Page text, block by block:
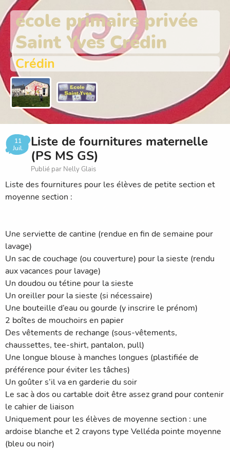
école primaire privée
Saint Yves Crédin
Crédin
11
Juil.
Liste de fournitures maternelle
(PS MS GS)
Publié par Nelly Glais
Liste des fournitures pour les élèves de petite section et
moyenne section :
Une serviette de cantine (rendue en fin de semaine pour
lavage)
Un sac de couchage (ou couverture) pour la sieste (rendu
aux vacances pour lavage)
Un doudou ou tétine pour la sieste
Un oreiller pour la sieste (si nécessaire)
Une bouteille d’eau ou gourde (y inscrire le prénom)
2 boîtes de mouchoirs en papier
Des vêtements de rechange (sous-vêtements,
chaussettes, tee-shirt, pantalon, pull)
Une longue blouse à manches longues (plastifiée de
préférence pour éviter les tâches)
Un goûter s’il va en garderie du soir
Le sac à dos ou cartable doit être assez grand pour contenir
le cahier de liaison
Uniquement pour les élèves de moyenne section : une
ardoise blanche et 2 crayons type Velléda pointe moyenne
(bleu ou noir)